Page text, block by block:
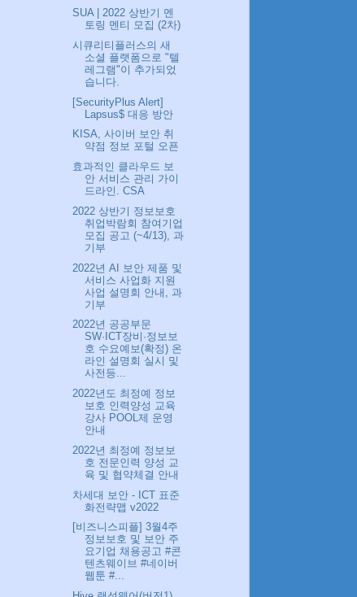
SUA | 2022 상반기 멘
토링 멘티 모집 (2차)
시큐리티플러스의 새
소셜 플랫폼으로 "텔
레그램"이 추가되었
습니다.
[SecurityPlus Alert]
Lapsus$ 대응 방안
KISA, 사이버 보안 취
약점 정보 포털 오픈
효과적인 클라우드 보
안 서비스 관리 가이
드라인. CSA
2022 상반기 정보보호
취업박람회 참여기업
모집 공고 (~4/13), 과
기부
2022년 AI 보안 제품 및
서비스 사업화 지원
사업 설명회 안내, 과
기부
2022년 공공부문
SW·ICT장비·정보보
호 수요예보(확정) 온
라인 설명회 실시 및
사전등...
2022년도 최정예 정보
보호 인력양성 교육
강사 POOL제 운영
안내
2022년 최정예 정보보
호 전문인력 양성 교
육 및 협약체결 안내
차세대 보안 - ICT 표준
화전략맵 v2022
[비즈니스피플] 3월4주
정보보호 및 보안 주
요기업 채용공고 #콘
텐츠웨이브 #네이버
웹툰 #...